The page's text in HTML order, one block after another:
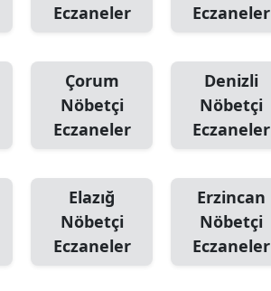
Eczaneler
Eczaneler
Çorum
Nöbetçi
Eczaneler
Denizli
Nöbetçi
Eczaneler
Elazığ
Nöbetçi
Eczaneler
Erzincan
Nöbetçi
Eczaneler